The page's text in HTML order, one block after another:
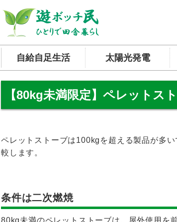
自給自足生活 太陽光発電
【80kg未満限定】ペレットス
ペレットストーブは100kgを超える製品が多
較します。
条件は二次燃焼
80kg未満のペレットストーブは、屋外使用を